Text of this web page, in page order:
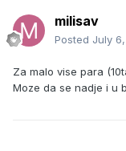
milisav
Posted July
Za malo vise para
Moze da se nadje i u